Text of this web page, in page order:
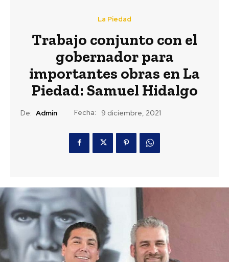
La Piedad
Trabajo conjunto con el
gobernador para
importantes obras en La
Piedad: Samuel Hidalgo
De: Admin Fecha: 9 diciembre, 2021